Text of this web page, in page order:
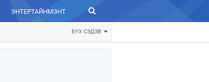
ЭНТЕРТАЙНМЭНТ ЗУРХАЙ
БҮХ СЭДЭВ